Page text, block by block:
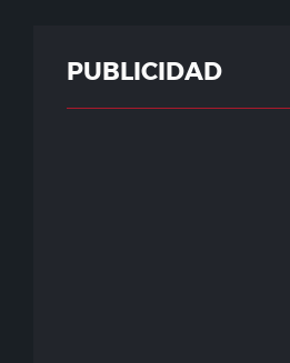
PUBLICIDAD